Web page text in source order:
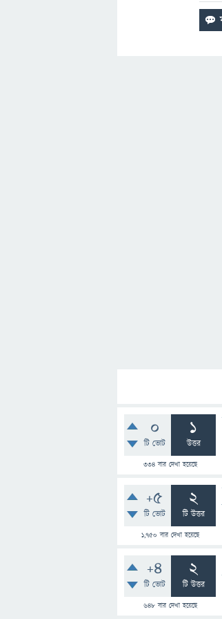
0
টি ভোট
1
উত্তর
334বার দেখা হয়েছে
+5
টি ভোট
2
টি উত্তর
1,750 বার দেখা হয়েছে
+4
টি ভোট
2
টি উত্তর
648বার দেখা হয়েছে